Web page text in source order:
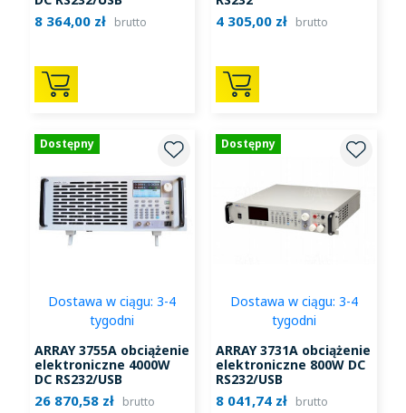
8 364,00 zł brutto 4 305,00 zł brutto
Dostępny
Dostawa w ciągu: 3-4
tygodni
ARRAY 3755A obciążenie
elektroniczne 4000W
DC RS232/USB
26 870,58 zł brutto
Dostępny
Dostawa w ciągu: 3-4
tygodni
ARRAY 3731A obciążenie
elektroniczne 800W DC
RS232/USB
8 041,74 zł brutto